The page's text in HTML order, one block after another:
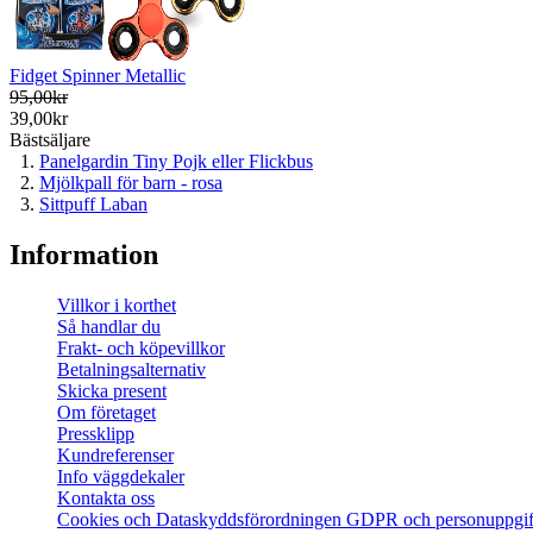
Fidget Spinner Metallic
95,00kr
39,00kr
Bästsäljare
Panelgardin Tiny Pojk eller Flickbus
Mjölkpall för barn - rosa
Sittpuff Laban
Information
Villkor i korthet
Så handlar du
Frakt- och köpevillkor
Betalningsalternativ
Skicka present
Om företaget
Pressklipp
Kundreferenser
Info väggdekaler
Kontakta oss
Cookies och Dataskyddsförordningen GDPR och